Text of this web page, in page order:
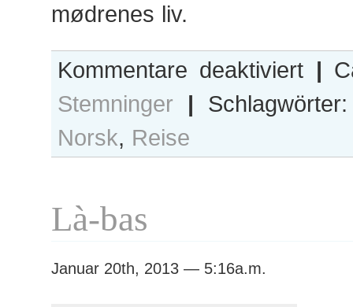
mødrenes liv.
Kommentare deaktiviertMødre
|
Stemninger
|
Norsk, Reise
Là-bas
Januar 20th, 2013 — 5:16a.m.